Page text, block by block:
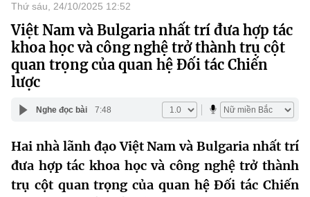
Danh mục
Trang chủ
Giới thiệu
Chức năng nhiệm vụ
Cơ cấu tổ chức
Lịch sử phát triển
Tin tức sự kiện
Khoa học và Công nghệ
Đổi mới sáng tạo
Dịch vụ công
Hệ thống văn bản
Thứ sáu, 24/10/2025 12:52
Việt Nam và Bulgaria nhất trí đưa hợp tác
khoa học và công nghệ trở thành trụ cột
quan trọng của quan hệ Đối tác Chiến
lược
Nghe đọc bài 7:48
Hai nhà lãnh đạo Việt Nam và Bulgaria nhất trí
đưa hợp tác khoa học và công nghệ trở thành
trụ cột quan trọng của quan hệ Đối tác Chiến